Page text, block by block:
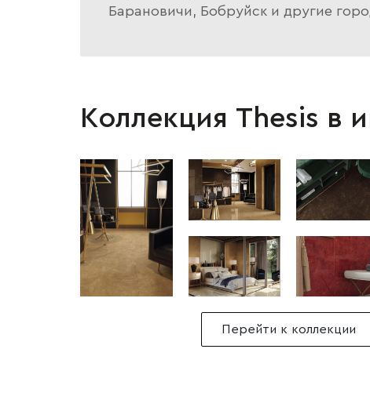
Барановичи, Бобруйск и другие
Коллекция Thesis в
Перейти к коллекции